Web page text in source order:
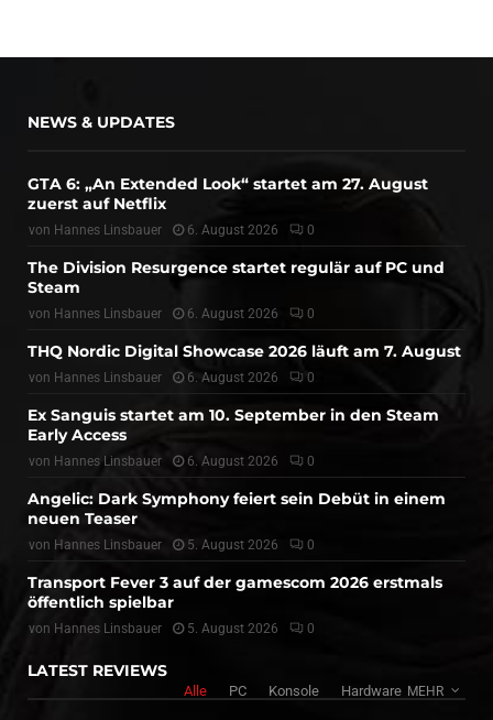
NEWS & UPDATES
GTA 6: „An Extended Look“ startet am 27. August
zuerst auf Netflix
von Hannes Linsbauer 6. August 2026 0
The Division Resurgence startet regulär auf PC und
Steam
von Hannes Linsbauer 6. August 2026 0
THQ Nordic Digital Showcase 2026 läuft am 7. August
von Hannes Linsbauer 6. August 2026 0
Ex Sanguis startet am 10. September in den Steam
Early Access
von Hannes Linsbauer 6. August 2026 0
Angelic: Dark Symphony feiert sein Debüt in einem
neuen Teaser
von Hannes Linsbauer 5. August 2026 0
Transport Fever 3 auf der gamescom 2026 erstmals
öffentlich spielbar
von Hannes Linsbauer 5. August 2026 0
LATEST REVIEWS
Alle PC Konsole Hardware MEHR